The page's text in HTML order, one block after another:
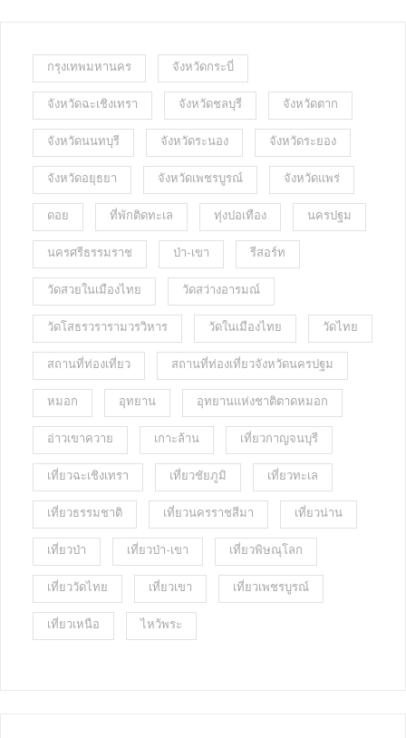
กรุงเทพมหานคร จังหวัดกระบี่
จังหวัดฉะเชิงเทรา จังหวัดชลบุรี จังหวัดตาก
จังหวัดนนทบุรี จังหวัดระนอง จังหวัดระยอง
จังหวัดอยุธยา จังหวัดเพชรบูรณ์ จังหวัดแพร่
ดอย ที่พักติดทะเล ทุ่งปอเทือง นครปฐม
นครศรีธรรมราช ป่า-เขา รีสอร์ท
วัดสวยในเมืองไทย วัดสว่างอารมณ์
วัดโสธรวรารามวรวิหาร วัดในเมืองไทย วัดไทย
สถานที่ท่องเที่ยว สถานที่ท่องเที่ยวจังหวัดนครปฐม
หมอก อุทยาน อุทยานแห่งชาติตาดหมอก
อ่าวเขาควาย เกาะล้าน เที่ยวกาญจนบุรี
เที่ยวฉะเชิงเทรา เที่ยวชัยภูมิ เที่ยวทะเล
เที่ยวธรรมชาติ เที่ยวนครราชสีมา เที่ยวน่าน
เที่ยวป่า เที่ยวป่า-เขา เที่ยวพิษณุโลก
เที่ยววัดไทย เที่ยวเขา เที่ยวเพชรบูรณ์
เที่ยวเหนือ ไหว้พระ